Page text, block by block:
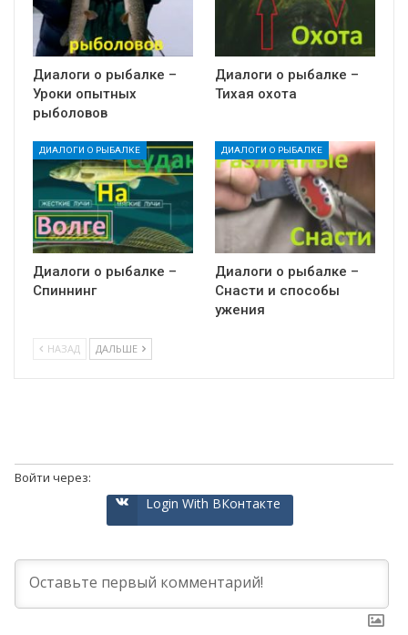
Диалоги о рыбалке –
Уроки опытных
рыболовов
Диалоги о рыбалке –
Тихая охота
ДИАЛОГИ О РЫБАЛКЕ
Диалоги о рыбалке –
Спиннинг
ДИАЛОГИ О РЫБАЛКЕ
Диалоги о рыбалке –
Снасти и способы
ужения
НАЗАД ДАЛЬШЕ
Войти через:
Login With ВКонтакте